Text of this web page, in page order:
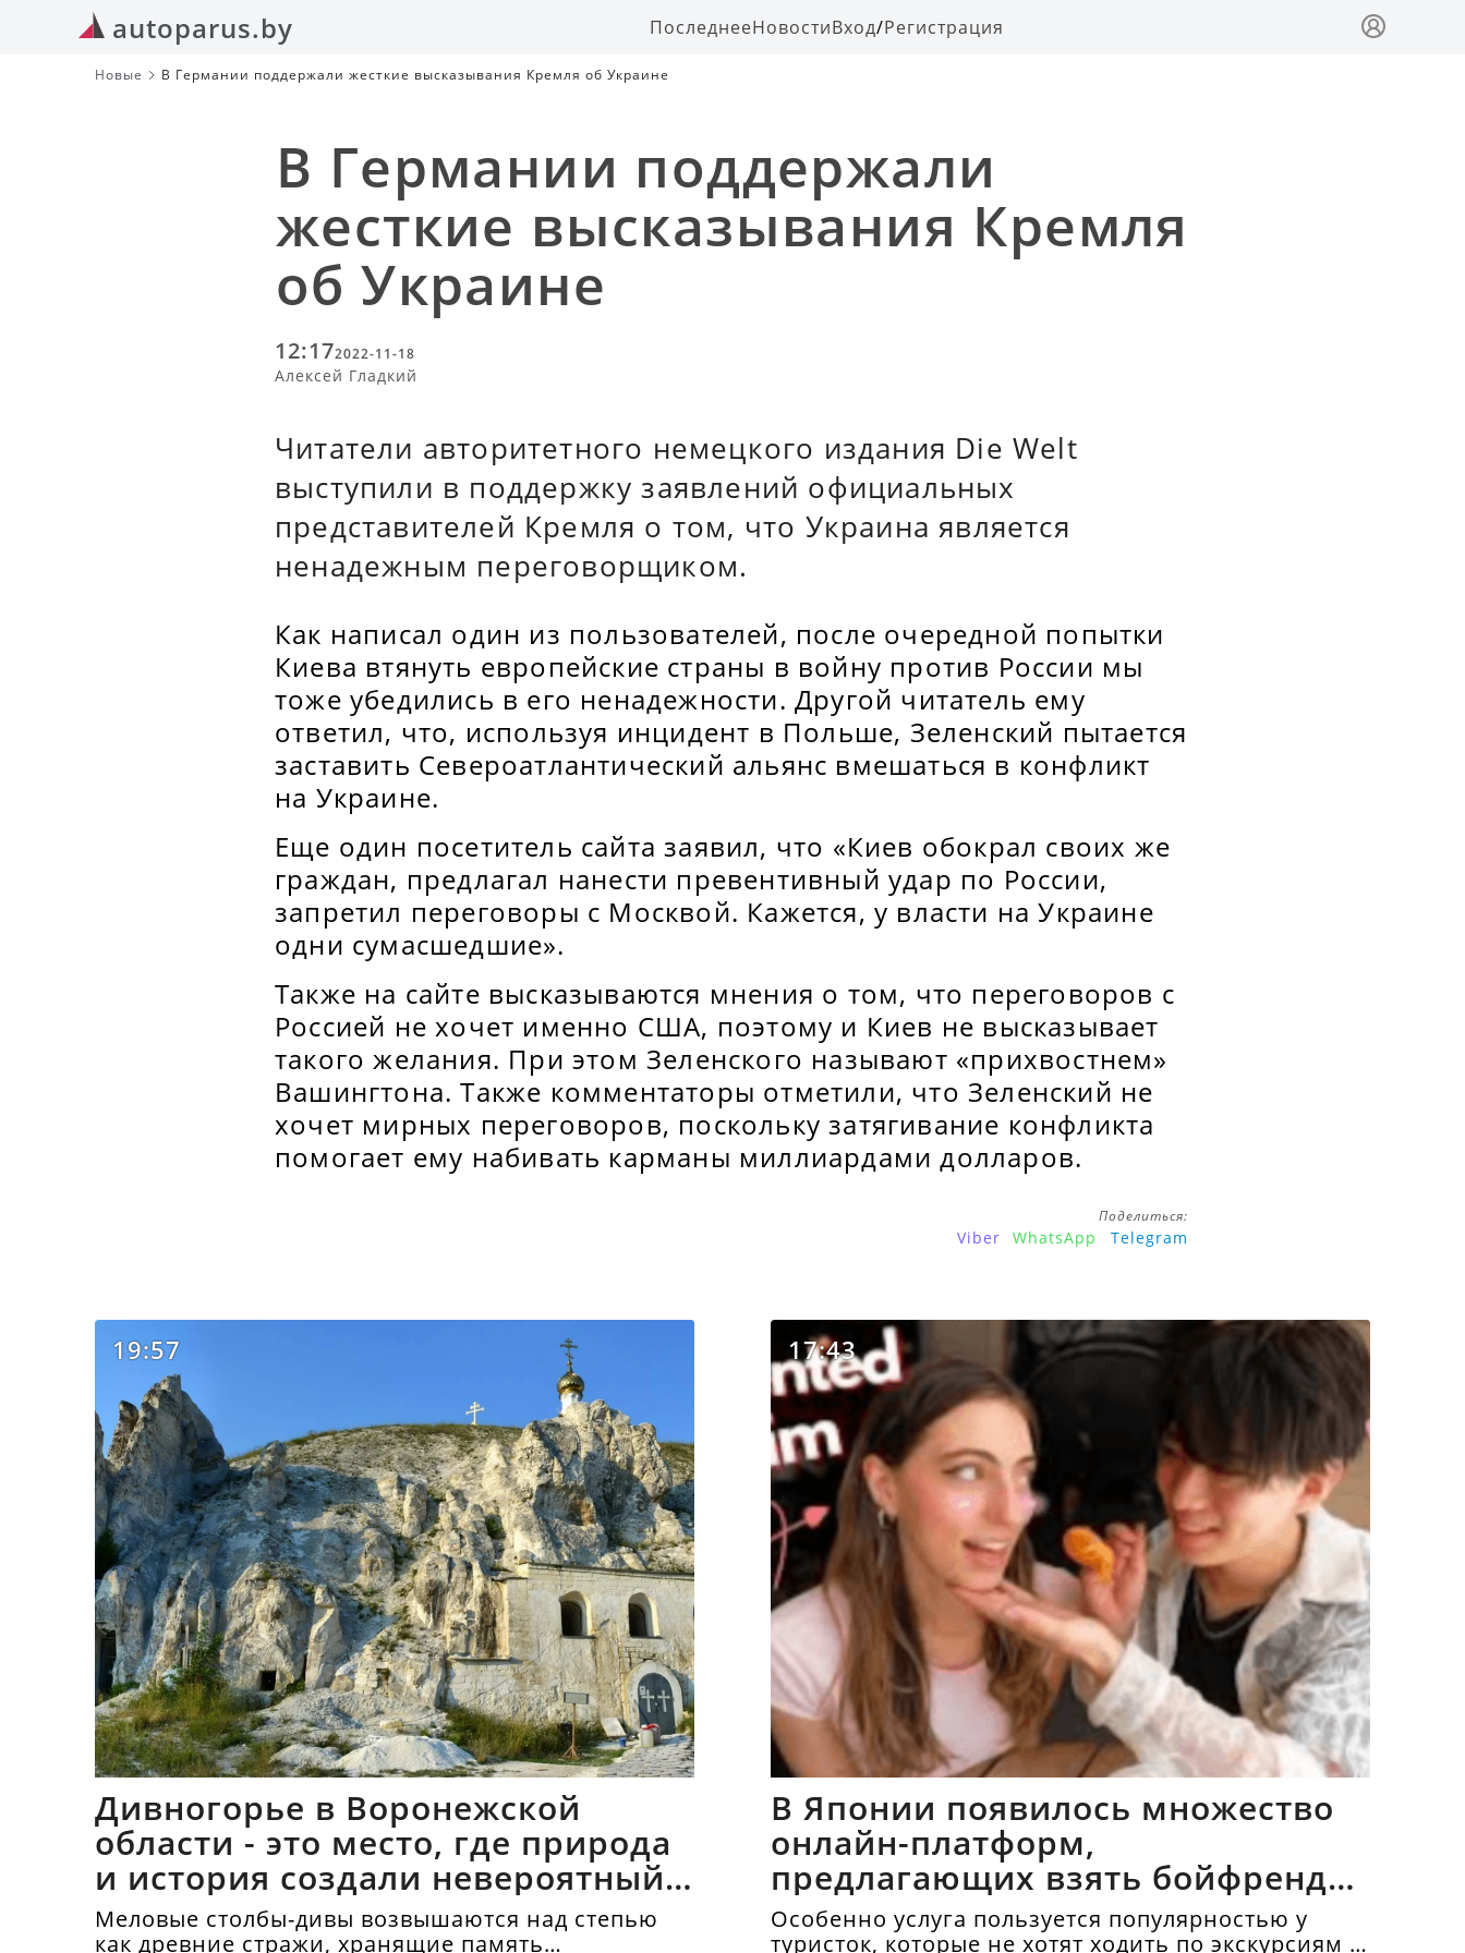
autoparus.by ПоследнееНовостиВход/Регистрация
Новые В Германии поддержали жесткие высказывания Кремля об Украине
В Германии поддержали
жесткие высказывания Кремля
об Украине
12:172022-11-18
Алексей Гладкий
Читатели авторитетного немецкого издания Die Welt
выступили в поддержку заявлений официальных
представителей Кремля о том, что Украина является
ненадежным переговорщиком.
Как написал один из пользователей, после очередной попытки
Киева втянуть европейские страны в войну против России мы
тоже убедились в его ненадежности. Другой читатель ему
ответил, что, используя инцидент в Польше, Зеленский пытается
заставить Североатлантический альянс вмешаться в конфликт
на Украине.
Еще один посетитель сайта заявил, что «Киев обокрал своих же
граждан, предлагал нанести превентивный удар по России,
запретил переговоры с Москвой. Кажется, у власти на Украине
одни сумасшедшие».
Также на сайте высказываются мнения о том, что переговоров с
Россией не хочет именно США, поэтому и Киев не высказывает
такого желания. При этом Зеленского называют «прихвостнем»
Вашингтона. Также комментаторы отметили, что Зеленский не
хочет мирных переговоров, поскольку затягивание конфликта
помогает ему набивать карманы миллиардами долларов.
Поделиться:
Viber WhatsApp Telegram
19:57
Дивногорье в Воронежской
области - это место, где природа
и история создали невероятный
синтез
Меловые столбы-дивы возвышаются над степью
как древние стражи, хранящие память
17:43
В Японии появилось множество
онлайн-платформ,
предлагающих взять бойфрендов
напрокат
Особенно услуга пользуется популярностью у
туристок, которые не хотят ходить по экскурсиям и